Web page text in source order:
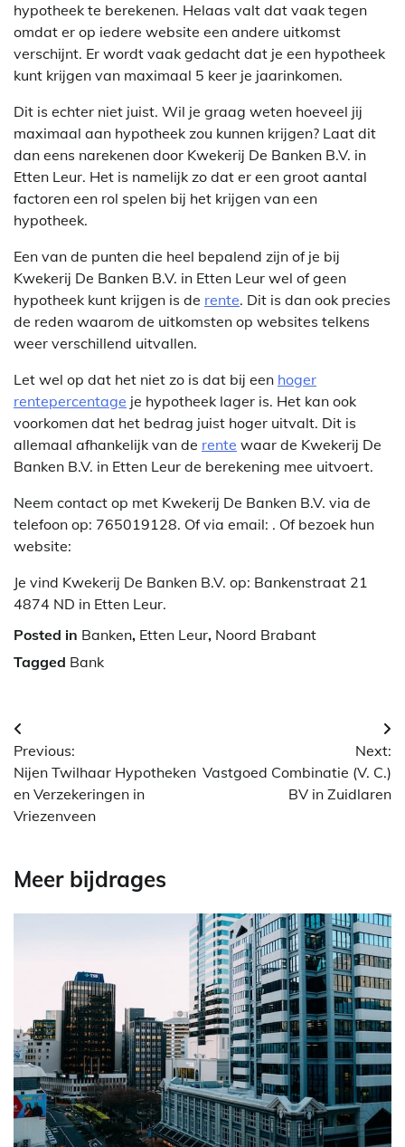
hypotheek te berekenen. Helaas valt dat vaak tegen
omdat er op iedere website een andere uitkomst
verschijnt. Er wordt vaak gedacht dat je een hypotheek
kunt krijgen van maximaal 5 keer je jaarinkomen.
Dit is echter niet juist. Wil je graag weten hoeveel jij
maximaal aan hypotheek zou kunnen krijgen? Laat dit
dan eens narekenen door Kwekerij De Banken B.V. in
Etten Leur. Het is namelijk zo dat er een groot aantal
factoren een rol spelen bij het krijgen van een
hypotheek.
Een van de punten die heel bepalend zijn of je bij
Kwekerij De Banken B.V. in Etten Leur wel of geen
hypotheek kunt krijgen is de rente. Dit is dan ook precies
de reden waarom de uitkomsten op websites telkens
weer verschillend uitvallen.
Let wel op dat het niet zo is dat bij een hoger
rentepercentage je hypotheek lager is. Het kan ook
voorkomen dat het bedrag juist hoger uitvalt. Dit is
allemaal afhankelijk van de rente waar de Kwekerij De
Banken B.V. in Etten Leur de berekening mee uitvoert.
Neem contact op met Kwekerij De Banken B.V. via de
telefoon op: 765019128. Of via email: . Of bezoek hun
website:
Je vind Kwekerij De Banken B.V. op: Bankenstraat 21
4874 ND in Etten Leur.
Posted in Banken, Etten Leur, Noord Brabant
Tagged Bank
Berichtnavigatie
Previous:
Nijen Twilhaar Hypotheken
en Verzekeringen in
Vriezenveen
Next:
Vastgoed Combinatie (V. C.)
BV in Zuidlaren
Meer bijdrages